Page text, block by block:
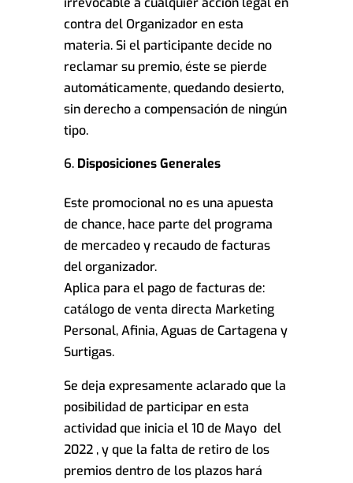
contra del Organizador en esta
materia. Si el participante decide no
reclamar su premio, éste se pierde
automáticamente, quedando desierto,
sin derecho a compensación de ningún
tipo.
Disposiciones Generales
Este promocional no es una apuesta
de chance, hace parte del programa
de mercadeo y recaudo de facturas
del organizador.
Aplica para el pago de facturas de:
catálogo de venta directa Marketing
Personal, Afinia, Aguas de Cartagena y
Surtigas.
Se deja expresamente aclarado que la
posibilidad de participar en esta
actividad que inicia el 10 de Mayo del
2022 , y que la falta de retiro de los
premios dentro de los plazos hará